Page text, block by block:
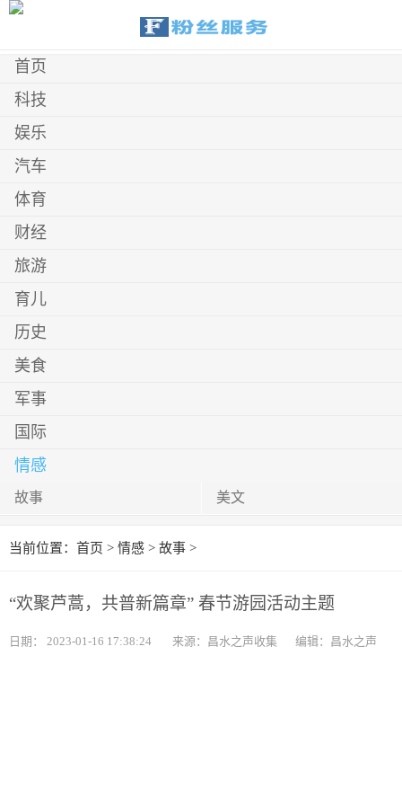
首页
科技
娱乐
汽车
体育
财经
旅游
育儿
历史
美食
军事
国际
情感
故事 美文
当前位置： 首页 > 情感 > 故事 >
“欢聚芦蒿，共普新篇章” 春节游园活动主题
日期： 2023-01-16 17:38:24 来源：昌水之声收集 编辑：昌水之声